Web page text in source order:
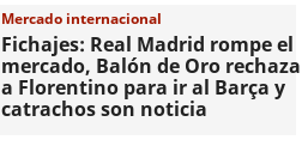
Mercado internacional
Fichajes: Real Madrid rompe el
mercado, Balón de Oro rechaza
a Florentino para ir al Barça y
catrachos son noticia